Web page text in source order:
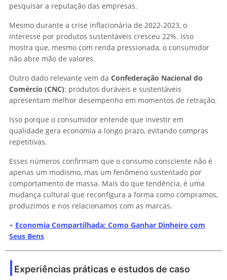
pesquisar a reputação das empresas.
Mesmo durante a crise inflacionária de 2022-2023, o
interesse por produtos sustentáveis cresceu 22%. Isso
mostra que, mesmo com renda pressionada, o consumidor
não abre mão de valores.
Outro dado relevante vem da Confederação Nacional do
Comércio (CNC): produtos duráveis e sustentáveis
apresentam melhor desempenho em momentos de retração.
Isso porque o consumidor entende que investir em
qualidade gera economia a longo prazo, evitando compras
repetitivas.
Esses números confirmam que o consumo consciente não é
apenas um modismo, mas um fenômeno sustentado por
comportamento de massa. Mais do que tendência, é uma
mudança cultural que reconfigura a forma como compramos,
produzimos e nos relacionamos com as marcas.
+ Economia Compartilhada: Como Ganhar Dinheiro com
Seus Bens
Experiências práticas e estudos de caso